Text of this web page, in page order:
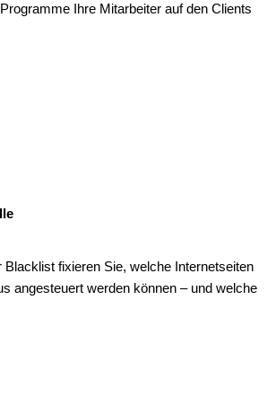
Ihre Mitarbeiter auf den Clients
Blacklist fixieren Sie, welche Internetseiten
angesteuert werden können – und welche